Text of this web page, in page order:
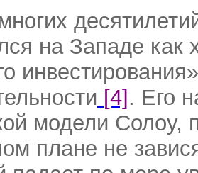
на Западе как
[4] . Его
модели
плане не